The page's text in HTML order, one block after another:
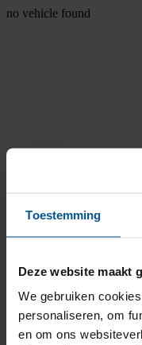
Toestemming
Deze website maakt
We gebruiken
personaliseren, om
en om ons
no vehicle found